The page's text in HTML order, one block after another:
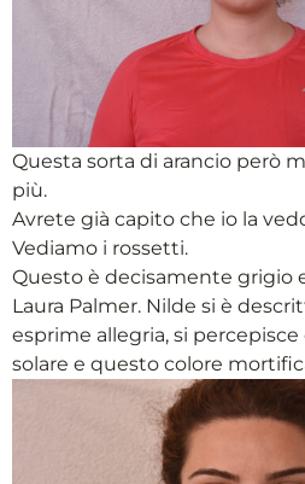
Questa sorta di arancio però
più.
Avrete già capito che io la
Vediamo i rossetti.
Questo è decisamente grigio
Laura Palmer. Nilde si è
esprime allegria, si percepisce
solare e questo colore